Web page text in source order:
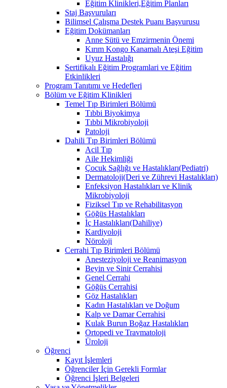
Eğitim Klinikleri,Eğitim Planları
Staj Başvuruları
Bilimsel Çalışma Destek Puanı Başvurusu
Eğitim Dokümanları
​Anne Sütü ve Emzirmenin Önemi
Kırım Kongo Kanamalı Ateşi Eğitim
Uyuz Hastalığı
Sertifikalı Eğitim Programlari ve Eğitim
Etkinlikleri
Program Tanıtımı ve Hedefleri
Bölüm ve Eğitim Klinikleri
Temel Tıp Birimleri Bölümü
Tıbbi Biyokimya
Tıbbi Mikrobiyoloji
Patoloji
Dahili Tıp Birimleri Bölümü
Acil Tıp
Aile Hekimliği
Çocuk Sağlığı ve Hastalıkları(Pediatri)
Dermatoloji(Deri ve Zührevi Hastalıkları)
Enfeksiyon Hastalıkları ve Klinik
Mikrobiyoloji
Fiziksel Tıp ve Rehabilitasyon
Göğüs Hastalıkları
İç Hastalıkları(Dahiliye)
Kardiyoloji
Nöroloji
Cerrahi Tıp Birimleri Bölümü
Anesteziyoloji ve Reanimasyon
Beyin ve Sinir Cerrahisi
Genel Cerrahi
Göğüs Cerrahisi
Göz Hastalıkları
Kadın Hastalıkları ve Doğum
Kalp ve Damar Cerrahisi
Kulak Burun Boğaz Hastalıkları
Ortopedi ve Travmatoloji
Üroloji
Öğrenci
Kayıt İşlemleri
Öğrenciler İçin Gerekli Formlar
Öğrenci İşleri Belgeleri